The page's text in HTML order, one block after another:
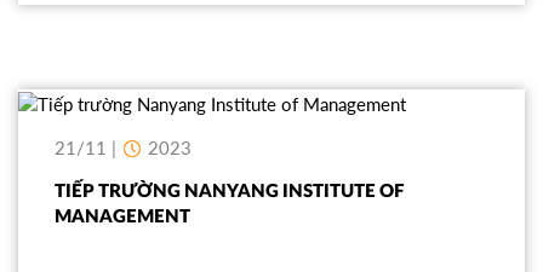
21/11 | 2023
TIẾP TRƯỜNG NANYANG INSTITUTE OF
MANAGEMENT